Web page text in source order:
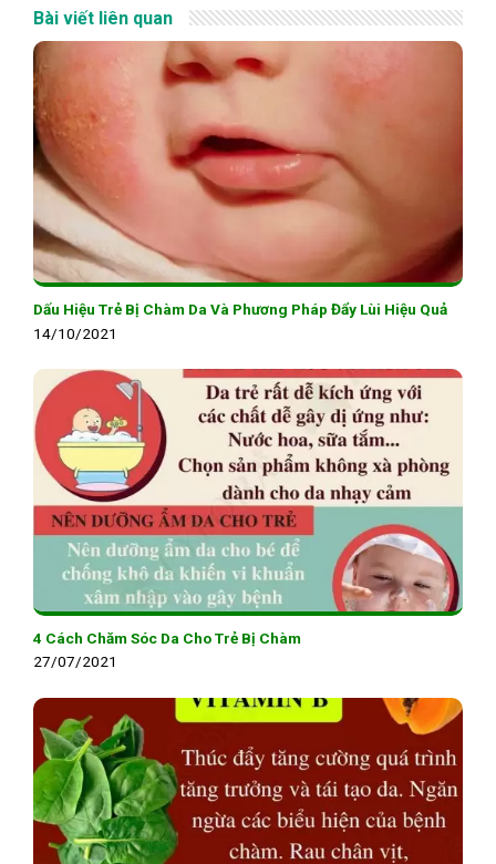
Bài viết liên quan
Dấu Hiệu Trẻ Bị Chàm Da Và Phương Pháp Đẩy Lùi Hiệu Quả
14/10/2021
4 Cách Chăm Sóc Da Cho Trẻ Bị Chàm
27/07/2021